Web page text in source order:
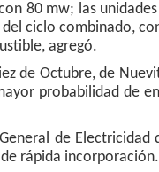
80 mw; las
ciclo combinado,
agregó.
de Octubre, de
probabilidad de
de
rápida incorporación.